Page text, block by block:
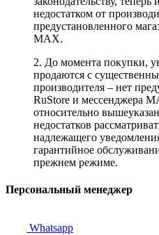
недостатком от
предустановленного
MAX.
2. До момента покупки,
продаются с
производителя – нет
RuStore и мессенджера
относительно
недостатков
надлежащего
гарантийное
прежнем режиме.
Персональный менеджер
Whatsapp